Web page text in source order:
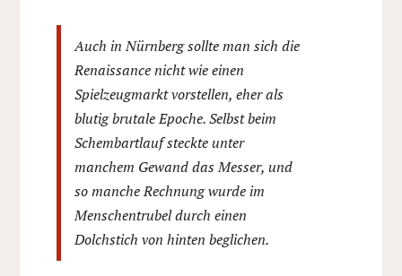
Auch in Nürnberg sollte man sich die
Renaissance nicht wie einen
Spielzeugmarkt vorstellen, eher als
blutig brutale Epoche. Selbst beim
Schembartlauf steckte unter
manchem Gewand das Messer, und
so manche Rechnung wurde im
Menschentrubel durch einen
Dolchstich von hinten beglichen.